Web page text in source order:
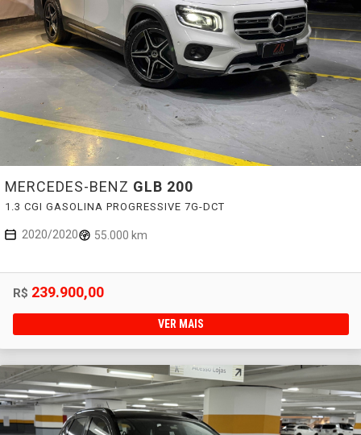
MERCEDES-BENZ GLB 200
1.3 CGI GASOLINA PROGRESSIVE 7G-DCT
2020/2020 55.000 km
R$ 239.900,00
VER MAIS